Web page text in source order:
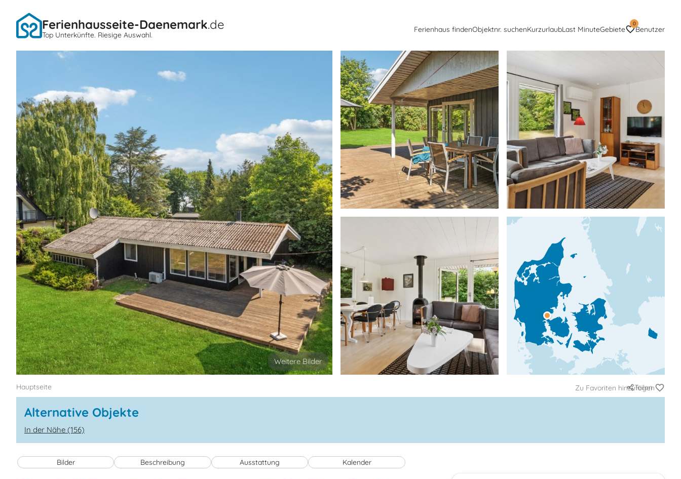
Ferienhausseite-Daenemark.de
Top Unterkünfte. Riesige Auswahl.
Ferienhaus findenObjektnr. suchenKurzurlaubLast MinuteGebiete
0
Benutzer
Hauptseite Zu Favoriten hinzufügen
Teilen
Alternative Objekte
In der Nähe (156)
Bilder Beschreibung Ausstattung Kalender